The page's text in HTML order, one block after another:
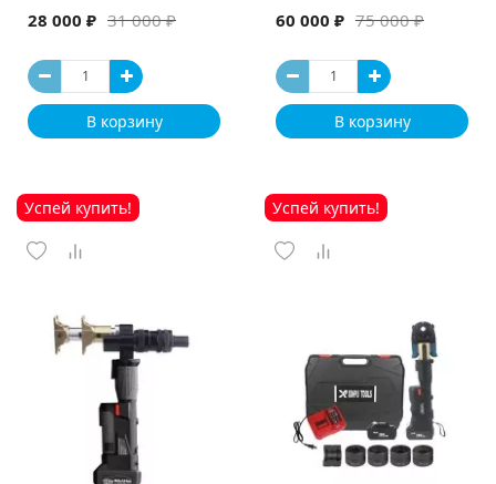
машина
31 000 ₽
28 000 ₽
В корзину
75 000 ₽
60 000 ₽
В корзину
Успей купить! Успей купить!